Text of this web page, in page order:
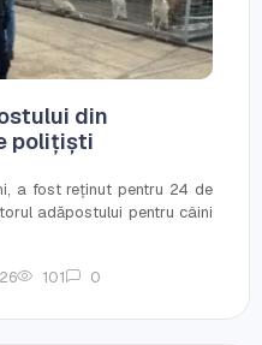
din
polițiști
a fost reținut pentru 24 de
adăpostului pentru câini
101 0